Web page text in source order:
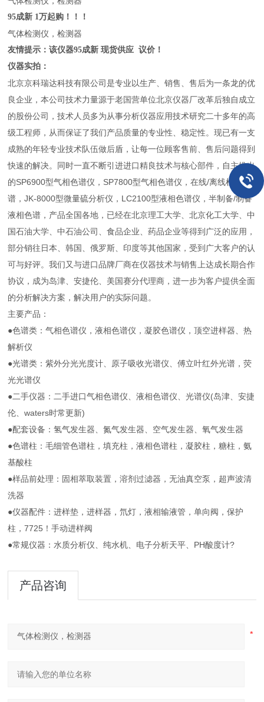
95成新 1万起购！！！
气体检测仪，检测器
友情提示：该仪器95成新 现货供应 议价！
仪器实拍：
北京京科瑞达科技有限公司是专业以生产、销售、售后为一条龙的优
良企业，本公司技术力量源于老国营单位北京仪器厂改革后独自成立
的股份公司，技术人员多为从事分析仪器应用技术研究二十多年的高
级工程师，从而保证了我们产品质量的专业性、稳定性。现已有一支
成熟的年轻专业技术队伍做后盾，让每一位顾客售前、售后问题得到
快速的解决。同时一直不断引进进口精良技术与核心部件，自主推出
的SP6900型气相色谱仪，SP7800型气相色谱仪，在线/离线检测色
谱，JK-8000型微量硫分析仪，LC2100型液相色谱仪，半制备/制备
液相色谱，产品全国各地，已经在北京理工大学、北京化工大学、中
国石油大学、中石油公司、食品企业、药品企业等得到广泛的应用，
部分销往日本、韩国、俄罗斯、印度等其他国家，受到广大客户的认
可与好评。我们又与进口品牌厂商在仪器技术与销售上达成长期合作
协议，成为岛津、安捷伦、美国赛分代理商，进一步为客户提供全面
的分析解决方案，解决用户的实际问题。
主要产品：
●色谱类：气相色谱仪，液相色谱仪，凝胶色谱仪，顶空进样器、热
解析仪
●光谱类：紫外分光光度计、原子吸收光谱仪、傅立叶红外光谱，荧
光光谱仪
●二手仪器：二手进口气相色谱仪、液相色谱仪、光谱仪(岛津、安捷
伦、waters时常更新)
●配套设备：氢气发生器、氮气发生器、空气发生器、氧气发生器
●色谱柱：毛细管色谱柱，填充柱，液相色谱柱，凝胶柱，糖柱，氨
基酸柱
●样品前处理：固相萃取装置，溶剂过滤器，无油真空泵，超声波清
洗器
●仪器配件：进样垫，进样器，氘灯，液相输液管，单向阀，保护
柱，7725！手动进样阀
●常规仪器：水质分析仪、纯水机、电子分析天平、PH酸度计?
产品咨询